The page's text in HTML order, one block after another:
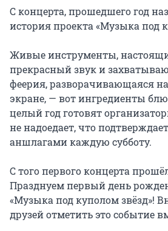
С концерта, прошедшего год
история проекта «Музыка под
Живые инструменты,
прекрасный звук и
феерия, разворачивающаяся
экране, — вот ингредиенты
целый год готовят
не надоедает, что
аншлагами каждую субботу.
С того первого концерта
Празднуем первый день
«Музыка под куполом звёзд»!
друзей отметить это событие